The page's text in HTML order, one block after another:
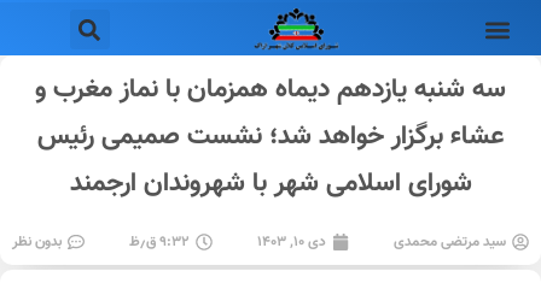
سه شنبه یازدهم دیماه همزمان با نماز مغرب و
عشاء برگزار خواهد شد؛ نشست صمیمی رئیس
شورای اسلامی شهر با شهروندان ارجمند
سید مرتضی محمدی دی ۱۰, ۱۴۰۳ ۹:۳۲ ق٫ظ بدون نظر